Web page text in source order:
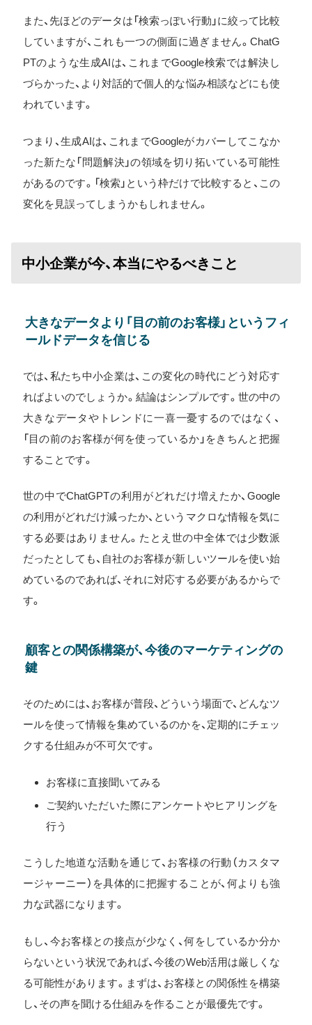
また、先ほどのデータは「検索っぽい行動」に絞って比較
していますが、これも一つの側面に過ぎません。ChatG
PTのような生成AIは、これまでGoogle検索では解決し
づらかった、より対話的で個人的な悩み相談などにも使
われています。
つまり、生成AIは、これまでGoogleがカバーしてこなか
った新たな「問題解決」の領域を切り拓いている可能性
があるのです。「検索」という枠だけで比較すると、この
変化を見誤ってしまうかもしれません。
中小企業が今、本当にやるべきこと
大きなデータより「目の前のお客様」というフィ
ールドデータを信じる
では、私たち中小企業は、この変化の時代にどう対応す
ればよいのでしょうか。結論はシンプルです。世の中の
大きなデータやトレンドに一喜一憂するのではなく、
「目の前のお客様が何を使っているか」をきちんと把握
することです。
世の中でChatGPTの利用がどれだけ増えたか、Google
の利用がどれだけ減ったか、というマクロな情報を気に
する必要はありません。たとえ世の中全体では少数派
だったとしても、自社のお客様が新しいツールを使い始
めているのであれば、それに対応する必要があるからで
す。
顧客との関係構築が、今後のマーケティングの
鍵
そのためには、お客様が普段、どういう場面で、どんなツ
ールを使って情報を集めているのかを、定期的にチェッ
クする仕組みが不可欠です。
お客様に直接聞いてみる
ご契約いただいた際にアンケートやヒアリングを
行う
こうした地道な活動を通じて、お客様の行動（カスタマ
ージャーニー）を具体的に把握することが、何よりも強
力な武器になります。
もし、今お客様との接点が少なく、何をしているか分か
らないという状況であれば、今後のWeb活用は厳しくな
る可能性があります。まずは、お客様との関係性を構築
し、その声を聞ける仕組みを作ることが最優先です。